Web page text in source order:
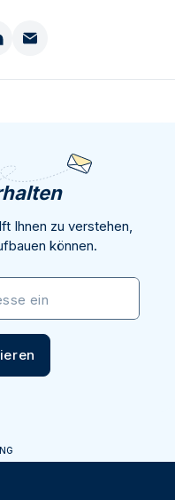
Ihnen zu verstehen,
können.
ein